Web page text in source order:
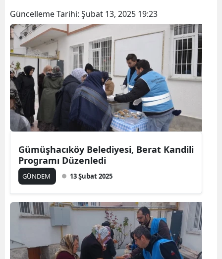
Güncelleme Tarihi: Şubat 13, 2025 19:23
Gümüşhacıköy Belediyesi, Berat Kandili
Programı Düzenledi
GÜNDEM 13 Şubat 2025